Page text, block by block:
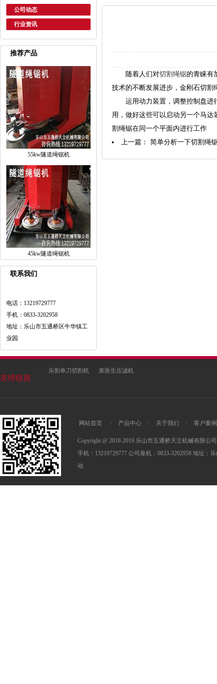
公司动态
行业资讯
推荐产品
55kw隧道绳锯机
45kw隧道绳锯机
联系我们
电话：13219729777
手机：0833-3202958
地址：乐山市五通桥区牛华镇工
业园
随着人们对切割绳锯的青睐有
技术的不断发展进步，金刚石切
运用动力装置，调整控制盘进行
用，做好这些可以启动另一个马
割绳锯在同一个平面内进行工作
上一篇： 简单分析一下切割绳
友情链接
乐割单刀切割机 浆医生压滤机
网站首页 · 产品中心 · 关于我们 · 客户案例
Copyright @ 2018-2019 乐山市五通桥天立机械有限公
手机：13219729777 公司座机：0833-3202958 地址：
动